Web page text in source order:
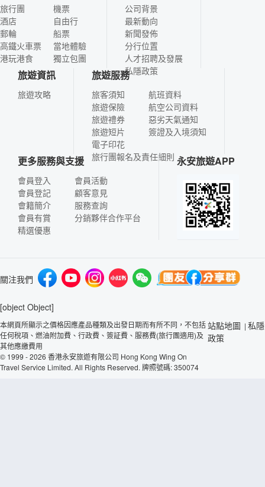
旅行團
酒店
郵輪
高鐵火車票
港玩港食
機票
自由行
船票
當地體驗
獨立包團
公司背景
最新動向
新聞發佈
分行位置
人才招聘及發展
私隱政策
旅遊資訊
旅遊攻略
旅遊服務
旅客須知
旅遊保險
旅遊禮券
旅遊短片
電子印花
航班資料
航空公司資料
惡劣天氣通知
簽證及入境須知
旅行團報名及責任細則
更多服務與支援
會員登入
會員登記
會籍簡介
會員有賞
精選優惠
會員活動
顧客意見
服務查詢
分銷夥伴合作平台
永安旅遊APP
關注我們
[object Object]
本網頁所顯示之價格因應產品種類及出發日期而有所不同，不包括
任何稅項、燃油附加費、行政費、簽証費、服務費(旅行團適用)及
其他應繳費用
© 1999 - 2026 香港永安旅遊有限公司 Hong Kong Wing On
Travel Service Limited. All Rights Reserved. 牌照號碼: 350074
站點地圖 | 私隱
政策